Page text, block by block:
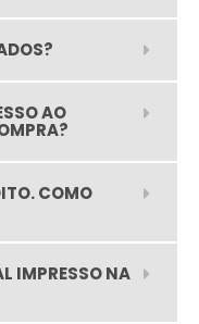
AO
COMO
IMPRESSO NA